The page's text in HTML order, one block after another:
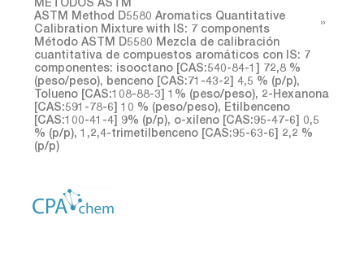
ASTM Method D5580 Aromatics Quantitative
Calibration Mixture with IS: 7 components
Método ASTM D5580 Mezcla de calibración
cuantitativa de compuestos aromáticos con IS: 7
componentes: isooctano [CAS:540-84-1] 72,8 %
(peso/peso), benceno [CAS:71-43-2] 4,5 % (p/p),
Tolueno [CAS:108-88-3] 1% (peso/peso), 2-Hexanona
[CAS:591-78-6] 10 % (peso/peso), Etilbenceno
[CAS:100-41-4] 9% (p/p), o-xileno [CAS:95-47-6] 0,5
% (p/p), 1,2,4-trimetilbenceno [CAS:95-63-6] 2,2 %
(p/p)